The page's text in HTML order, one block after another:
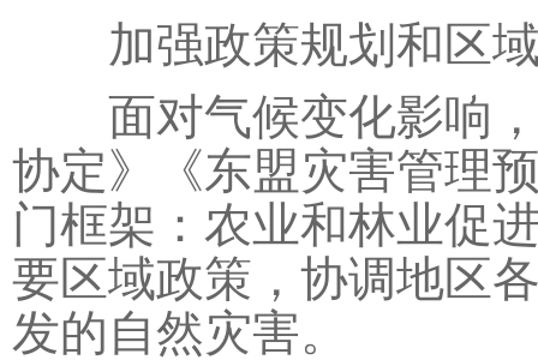
加强政策规划和区
面对气候变化影响，
协定》《东盟灾害管理
门框架：农业和林业促
要区域政策，协调地区
发的自然灾害。